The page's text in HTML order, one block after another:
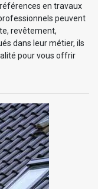
en travaux
peuvent
revêtement,
dans leur métier, ils
pour vous offrir